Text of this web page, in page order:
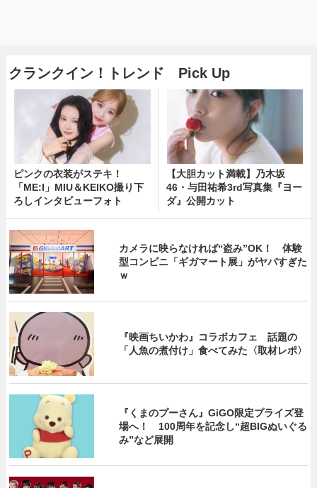
クランクイン！トレンド Pick Up
ピンクの衣装がステキ！
「ME:I」MIU＆KEIKO撮り下
ろしインタビューフォト
【大胆カット満載】乃木坂
46・与田祐希3rd写真集『ヨー
ダ』公開カット
カメラに映らなければ“盗み”OK！ 体験
型コンビニ「ギガマート展」がヤバすぎた
ｗ
『映画ちいかわ』コラボカフェ 話題の
「人魚の煮付け」食べてみた〈取材レポ〉
『くまのプーさん』GiGO限定プライズ登
場へ！ 100周年を記念し“超BIGぬいぐる
み”など展開